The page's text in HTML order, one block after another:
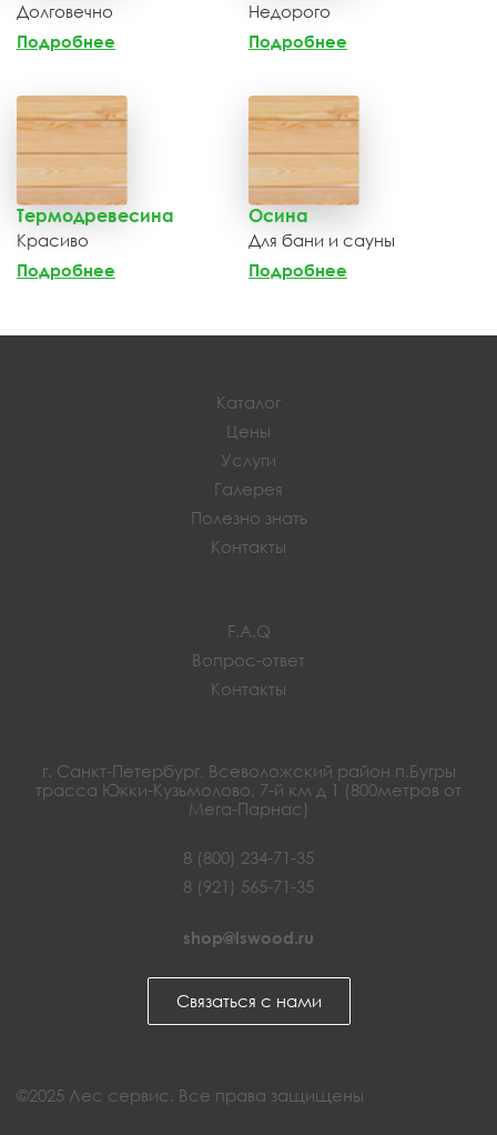
Долговечно
Подробнее
Недорого
Подробнее
Термодревесина
Красиво
Подробнее
Осина
Для бани и сауны
Подробнее
Каталог
Цены
Услуги
Галерея
Полезно знать
Контакты
F.A.Q
Вопрос-ответ
Контакты
г. Санкт-Петербург, Всеволожский район п.Бугры
трасса Юкки-Кузьмолово, 7-й км д 1 (800метров от
Мега-Парнас)
8 (800) 234-71-35
8 (921) 565-71-35
shop@lswood.ru
Связаться с нами
©2025 Лес сервис. Все права защищены